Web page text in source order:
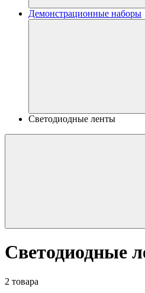
Демонстрационные наборы
Светодиодные ленты
Светодиодные
2 товара